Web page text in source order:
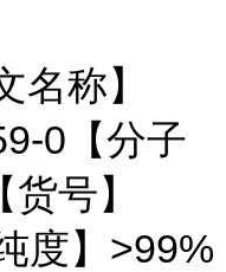
名称】
0【分子
号】
度】>99%